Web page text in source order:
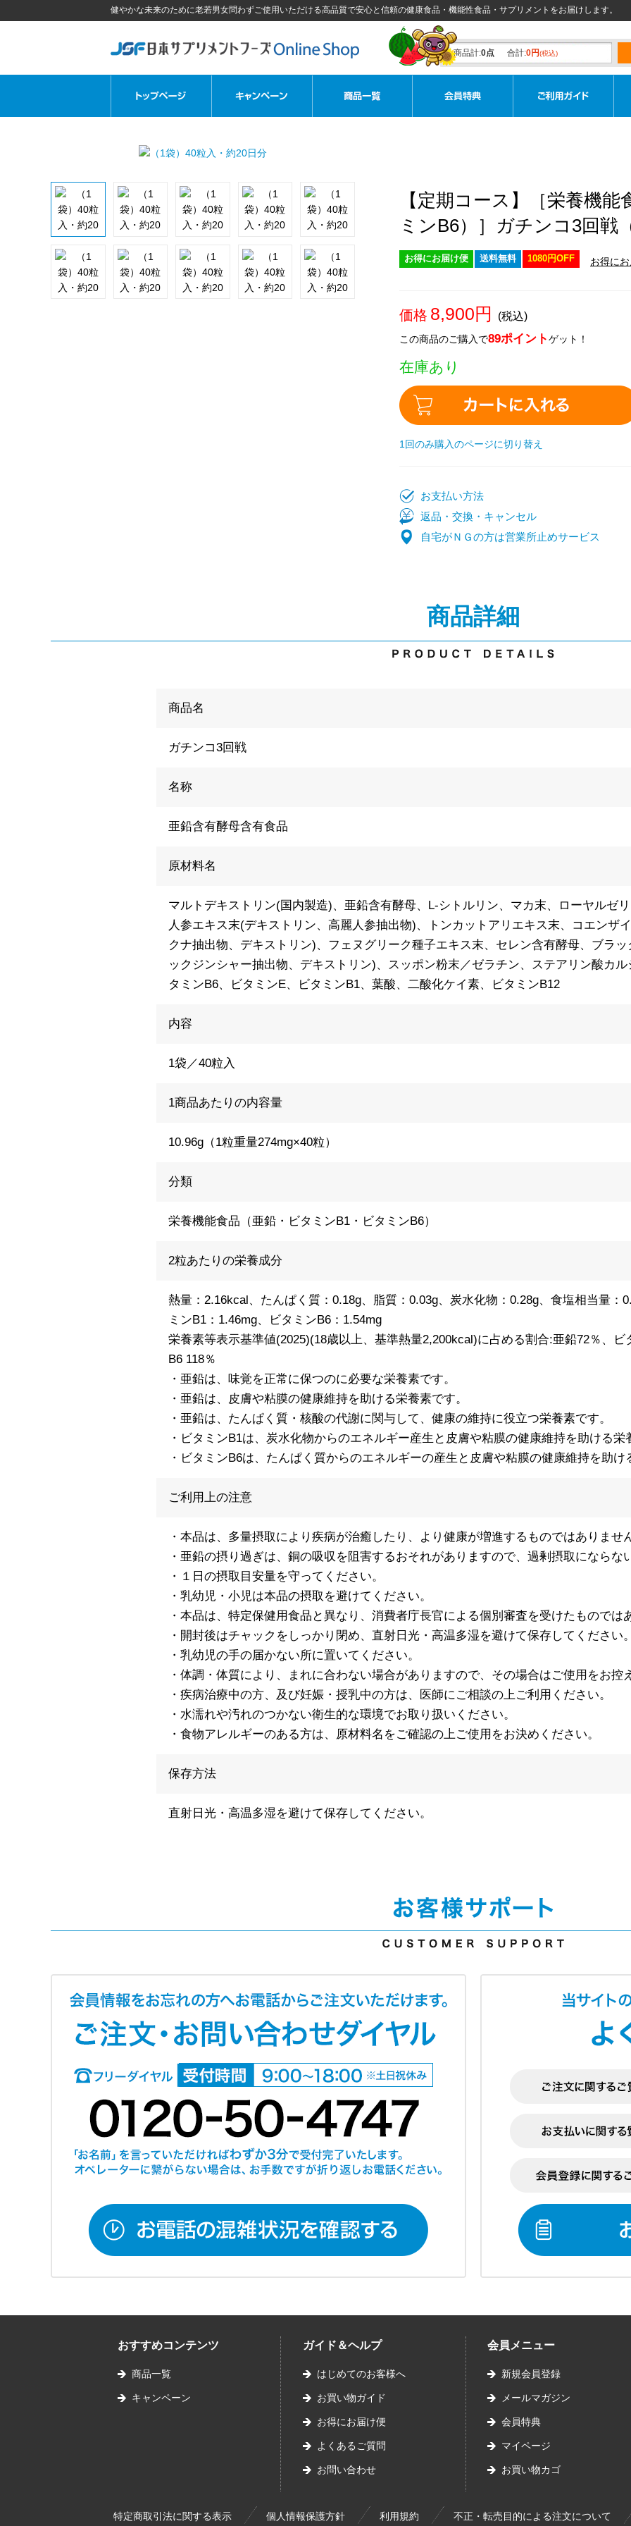
健やかな未来のために老若男女問わずご使用いただける高品質で安心と信頼の健康食品・機能性食品・サプリメントをお届けします。
商品計:0点 合計:0円(税込)
【定期コース】［栄養機
ミンB6）］ガチンコ3回戦
お得にお届け便 送料無料 1080円OFF お得に
価格 8,900円 (税込)
この商品のご購入で89ポイントゲット！
在庫あり
1回のみ購入のページに切り替え
お支払い方法
返品・交換・キャンセル
自宅がＮＧの方は営業所止めサービス
商品詳細
商品名
ガチンコ3回戦
名称
亜鉛含有酵母含有食品
原材料名
マルトデキストリン(国内製造)、亜鉛含有酵母、L-シトルリン、マカ末、ローヤルゼ
人参エキス末(デキストリン、高麗人参抽出物)、トンカットアリエキス末、コエンザ
クナ抽出物、デキストリン)、フェヌグリーク種子エキス末、セレン含有酵母、ブラ
ックジンシャー抽出物、デキストリン)、スッポン粉末／ゼラチン、ステアリン酸カ
タミンB6、ビタミンE、ビタミンB1、葉酸、二酸化ケイ素、ビタミンB12
内容
1袋／40粒入
1商品あたりの内容量
10.96g（1粒重量274mg×40粒）
分類
栄養機能食品（亜鉛・ビタミンB1・ビタミンB6）
2粒あたりの栄養成分
熱量：2.16kcal、たんぱく質：0.18g、脂質：0.03g、炭水化物：0.28g、食塩相当量：
ミンB1：1.46mg、ビタミンB6：1.54mg
栄養素等表示基準値(2025)(18歳以上、基準熱量2,200kcal)に占める割合:亜鉛72％、ビ
B6 118％
・亜鉛は、味覚を正常に保つのに必要な栄養素です。
・亜鉛は、皮膚や粘膜の健康維持を助ける栄養素です。
・亜鉛は、たんぱく質・核酸の代謝に関与して、健康の維持に役立つ栄養素です。
・ビタミンB1は、炭水化物からのエネルギー産生と皮膚や粘膜の健康維持を助ける栄
・ビタミンB6は、たんぱく質からのエネルギーの産生と皮膚や粘膜の健康維持を助け
ご利用上の注意
・本品は、多量摂取により疾病が治癒したり、より健康が増進するものではありませ
・亜鉛の摂り過ぎは、銅の吸収を阻害するおそれがありますので、過剰摂取にならな
・１日の摂取目安量を守ってください。
・乳幼児・小児は本品の摂取を避けてください。
・本品は、特定保健用食品と異なり、消費者庁長官による個別審査を受けたものでは
・開封後はチャックをしっかり閉め、直射日光・高温多湿を避けて保存してください。
・乳幼児の手の届かない所に置いてください。
・体調・体質により、まれに合わない場合がありますので、その場合はご使用をお控
・疾病治療中の方、及び妊娠・授乳中の方は、医師にご相談の上ご利用ください。
・水濡れや汚れのつかない衛生的な環境でお取り扱いください。
・食物アレルギーのある方は、原材料名をご確認の上ご使用をお決めください。
保存方法
直射日光・高温多湿を避けて保存してください。
おすすめコンテンツ
商品一覧
キャンペーン
ガイド＆ヘルプ
はじめてのお客様へ
お買い物ガイド
お得にお届け便
よくあるご質問
お問い合わせ
会員メニュー
新規会員登録
メールマガジン
会員特典
マイページ
お買い物カゴ
特定商取引法に関する表示 個人情報保護方針 利用規約 不正・転売目的による注文について